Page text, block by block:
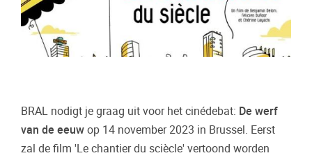
BRAL nodigt je graag uit voor het cinédebat: De werf
van de eeuw op 14 november 2023 in Brussel. Eerst
zal de film 'Le chantier du sciècle' vertoond worden